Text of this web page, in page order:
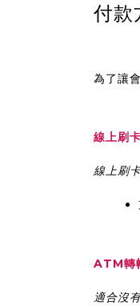
付款
為了讓
線上刷卡
線上刷
ATM轉
適合沒